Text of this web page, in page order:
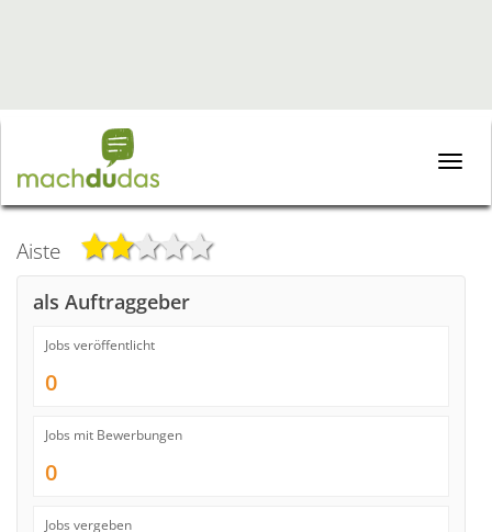
Toggle
Aiste
als Auftraggeber
Jobs veröffentlicht
0
Jobs mit Bewerbungen
0
Jobs vergeben